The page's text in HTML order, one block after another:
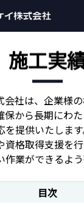
施工実
会社は、企業様
保から長期にわ
提供いたします
資格取得支援を
業ができるよう
目次